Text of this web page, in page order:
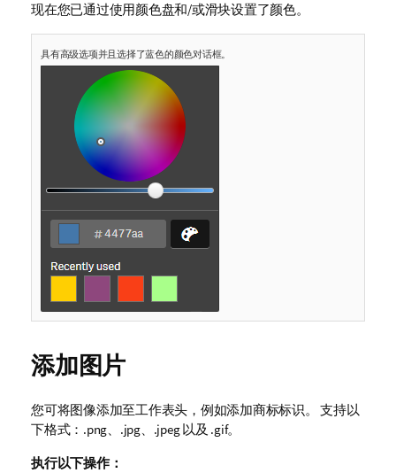
现在您已通过使用颜色盘和/或滑块设置了颜色。
具有高级选项并且选择了蓝色的颜色对话框。
添加图片
您可将图像添加至工作表头，例如添加商标标识。 支持以
下格式：.png、.jpg、.jpeg以及 .gif。
执行以下操作：